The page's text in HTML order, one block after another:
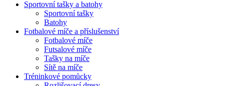
Sportovní tašky a batohy
Sportovní tašky
Batohy
Fotbalové míče a příslušenství
Fotbalové míče
Futsalové míče
Tašky na míče
Sítě na míče
Tréninkové pomůcky